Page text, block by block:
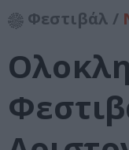
Φεστιβάλ /